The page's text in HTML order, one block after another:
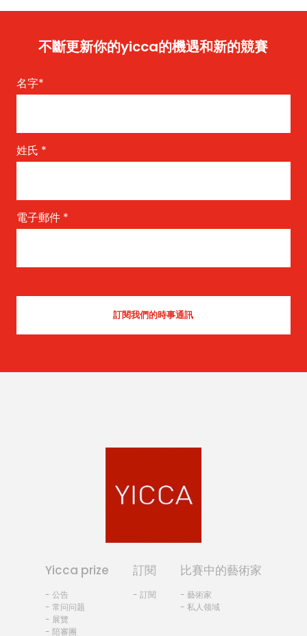
不斷更新你的yicca的機遇和新的競賽
名字*
姓氏 *
電子郵件 *
Yicca prize
- 公告
- 常问问题
- 展覽
- 陪審團
訂閱
- 訂閱
比賽中的藝術家
- 藝術家
- 私人领域